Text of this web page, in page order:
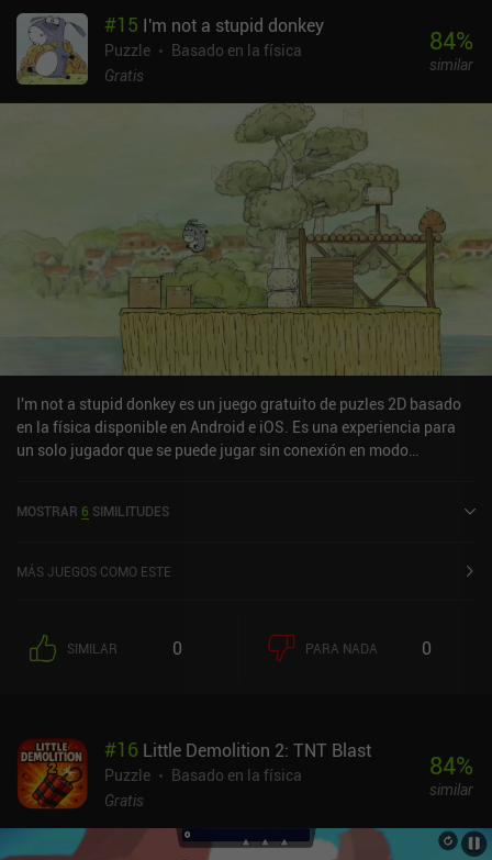
actualmente con más de 500 niveles. Puede que necesites tantos
intentos para completar algunos niveles que empieces a
preguntarte si estás haciendo algo mal, pero el juego es
remake también ha portado varios elementos de diseño que ahora
están desfasados, como el botón de reinicio, situado dentro de un
menú en lugar de directamente en la pantalla. Los gráficos
también son planos y simples en comparación con los últimos
juegos de Angry Birds.Rovio Classics: AB es un juego premium de
0,99 $ sin anuncios ni iAP, salvo las promociones cruzadas de sus
otros juegos. A pesar de su antigüedad, es un gran precio por la
cantidad de juegos que incluye. Esperemos que Rovio haga lo
mismo con Bad Piggies y otros juegos clásicos, ya que tienen un
montón de gran jugabilidad oculta tras los anuncios y los
#15 I'm not a stupid donkey
Puzzle
Basado en la física
Gratis
84%
similar
I'm not a stupid donkey es un juego gratuito de puzles 2D basado
en la física disponible en Android e iOS. Es una experiencia para
un solo jugador que se puede jugar sin conexión en modo
MOSTRAR 6 SIMILITUDES
MÁS JUEGOS COMO ESTE
SIMILAR 0 PARA NADA 0
#16 Little Demolition 2: TNT Blast
Puzzle
Basado en la física
Gratis
84%
similar